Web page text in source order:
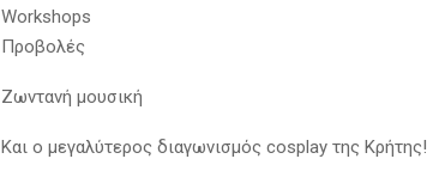
Workshops
Προβολές
Ζωντανή μουσική
Και ο μεγαλύτερος διαγωνισμός cosplay της Κρήτης!